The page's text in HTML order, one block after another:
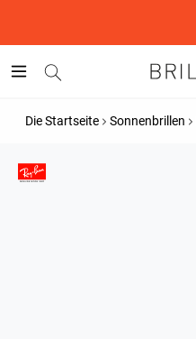
Die Startseite Sonnenbrillen